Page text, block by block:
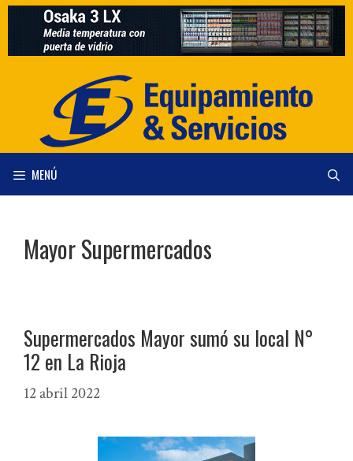
Saltar
contenido
MENÚ
Mayor Supermercados
Supermercados Mayor sumó su local N°
12 en La Rioja
12 abril 2022